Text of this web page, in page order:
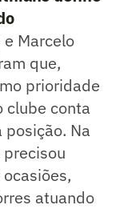
Marcelo
que,
prioridade
clube conta
posição. Na
atuando